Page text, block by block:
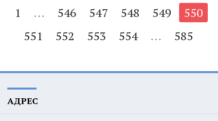
1 ... 546 547 548 549
550
551
552 553 554 ... 585
АДРЕС